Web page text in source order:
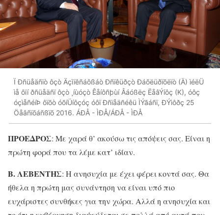
Ï Ðñüåäñïò ôçò Äçìïêñáôßáò Ðñïêüðçò Ðáõëüðïõëïò (Ä) ìéëÜ
ìå ôïí ðñüåäñï ôçò ¸íùóçò Êåíôñþùí Âáóßëç ËåâÝíôç (K), óôç
óçìåñéíÞ ôïõò óõíÜíôçóç óôï Ðñïåäñéêü ÌÝãáñï, ÐÝìôðç 25
Öåâñïõáñßïõ 2016. ÁÐÅ - ÌÐÅ/ÁÐÅ - ÌÐÅ
ΠΡΟΕΔΡΟΣ: Με χαρά θ’ ακούσω τις απόψεις σας. Είναι η
πρώτη φορά που τα λέμε κατ’ ιδίαν.
Β. ΛΕΒΕΝΤΗΣ: Η ανησυχία με έχει φέρει κοντά σας. Θα
ήθελα η πρώτη μας συνάντηση να είναι υπό πιο
ευχάριστες συνθήκες για την χώρα. Αλλά η ανησυχία και